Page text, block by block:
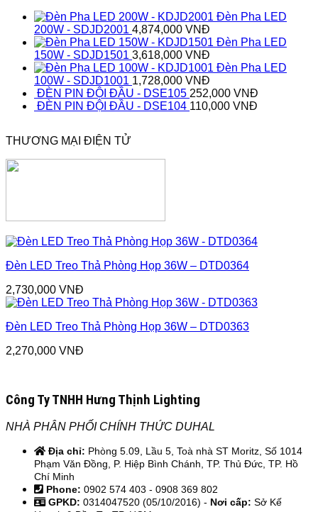
Đèn Pha LED
200W - SDJD2001 4,874,000 VNĐ
Đèn Pha LED
150W - SDJD1501 3,618,000 VNĐ
Đèn Pha LED
100W - SDJD1001 1,728,000 VNĐ
ĐÈN PIN ĐỘI ĐẦU - DSE105 252,000 VNĐ
ĐÈN PIN ĐỘI ĐẦU - DSE104 110,000 VNĐ
THƯƠNG MẠI ĐIỆN TỬ
Đèn LED Treo Thả Phòng Họp 36W – DTD0364
2,730,000 VNĐ
Đèn LED Treo Thả Phòng Họp 36W – DTD0363
2,270,000 VNĐ
Công Ty TNHH Hưng Thịnh Lighting
NHÀ PHÂN PHỐI CHÍNH THỨC DUHAL
Địa chỉ: Phòng 5.09, Lầu 5, Toà nhà ST Moritz, Số 1014
Phạm Văn Đồng, P. Hiệp Bình Chánh, TP. Thủ Đức, TP. Hồ
Chí Minh
Phone: 0902 574 403 - 0908 369 802
GPKD: 0314047520 (05/10/2016) - Nơi cấp: Sở Kế